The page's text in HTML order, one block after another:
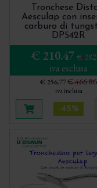
Tronchese
Aesculap con
carburo di
DP542R
€ 210.47 €
iva esclusa
€ 256.77€ 466.86
iva inclusa
Aggiungi al
-45%
Scollatori - Molt -
Sonde parodontali
Specilli
Strumentario per
Strumenti per la